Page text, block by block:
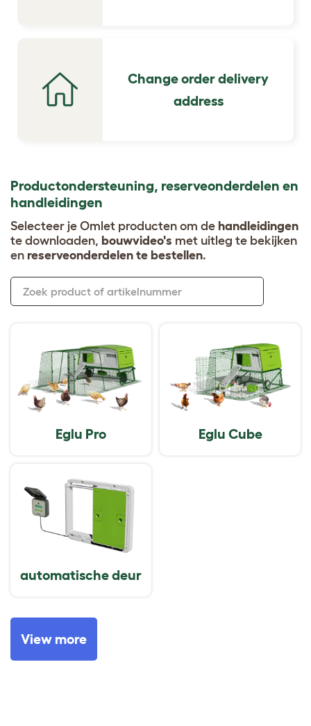
Change order delivery
address
Productondersteuning, reserveonderdelen en
handleidingen
Selecteer je Omlet producten om de handleidingen
te downloaden, bouwvideo's met uitleg te bekijken
en reserveonderdelen te bestellen.
Zoek product of artikelnummer
Eglu Pro Eglu Cube
automatische deur
View more